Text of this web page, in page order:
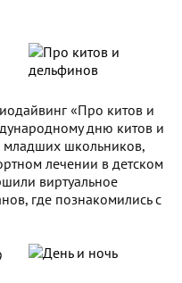
«Про китов и
дню китов и
школьников,
лечении в детском
виртуальное
где познакомились с